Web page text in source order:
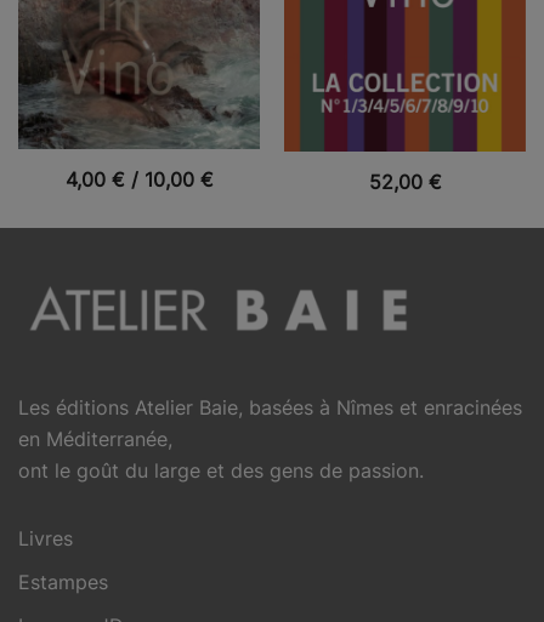
VUE RAPIDE
4,00 € / 10,00 € VUE RAPIDE
52,00 €
Les éditions Atelier Baie, basées à Nîmes et enracinées
en Méditerranée,
ont le goût du large et des gens de passion.
Livres
Estampes